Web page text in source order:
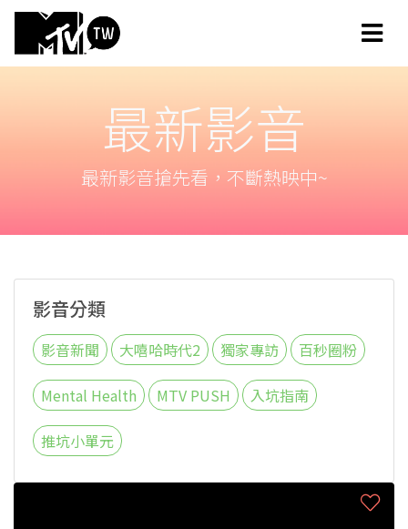
最新影音
最新影音搶先看，不斷熱映中~
影音分類
影音新聞 大嘻哈時代2 獨家專訪 百秒圈粉
Mental Health MTV PUSH 入坑指南
推坑小單元